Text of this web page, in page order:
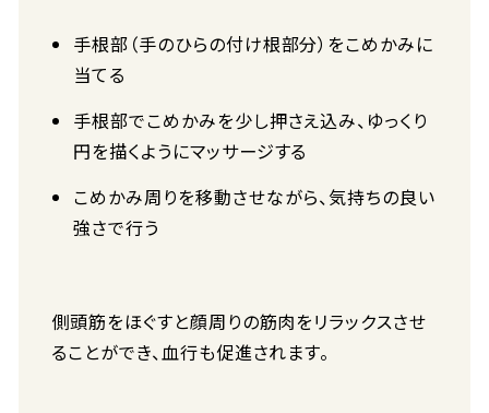
手根部（手のひらの付け根部分）をこめかみに
当てる
手根部でこめかみを少し押さえ込み、ゆっくり
円を描くようにマッサージする
こめかみ周りを移動させながら、気持ちの良い
強さで行う
側頭筋をほぐすと顔周りの筋肉をリラックスさせ
ることができ、血行も促進されます。